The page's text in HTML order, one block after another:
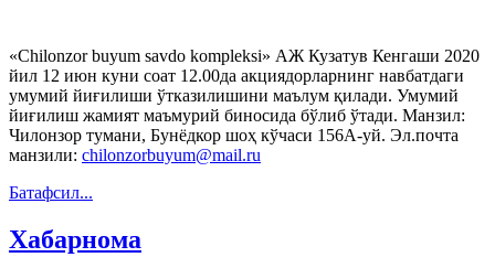
«Chilonzor buyum savdo komplеksi» АЖ Кузатув Кенгаши 2020
йил 12 июн куни соат 12.00да акциядорларнинг навбатдаги
умумий йиғилиши ўтказилишини маълум қилади. Умумий
йиғилиш жамият маъмурий биносида бўлиб ўтади. Манзил:
Чилонзор тумани, Бунёдкор шоҳ кўчаси 156А-уй. Эл.почта
манзили: chilonzorbuyum@mail.ru
Батафсил...
Хабарнома